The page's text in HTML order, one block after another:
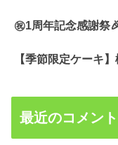
㊗️1周年記念感謝祭
【季節限定ケーキ
最近のコメント